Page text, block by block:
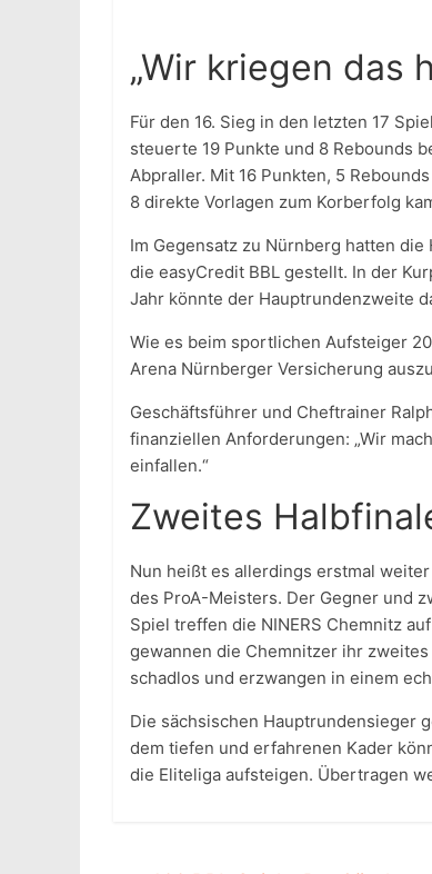
„Wir kriegen das
Für den 16. Sieg in den letzten 17
steuerte 19 Punkte und 8 Rebounds
Abpraller. Mit 16 Punkten, 5
8 direkte Vorlagen zum Korberfolg
Im Gegensatz zu Nürnberg hatten
die easyCredit BBL gestellt. In der
Jahr könnte der Hauptrundenzweite
Wie es beim sportlichen Aufsteiger
Arena Nürnberger Versicherung
Geschäftsführer und Cheftrainer
finanziellen Anforderungen: „Wir
einfallen.“
Zweites
Nun heißt es allerdings erstmal
des ProA-Meisters. Der Gegner und
Spiel treffen die NINERS Chemnitz
gewannen die Chemnitzer ihr
schadlos und erzwangen in einem
Die sächsischen Hauptrundensieger
dem tiefen und erfahrenen Kader
die Eliteliga aufsteigen. Übertragen